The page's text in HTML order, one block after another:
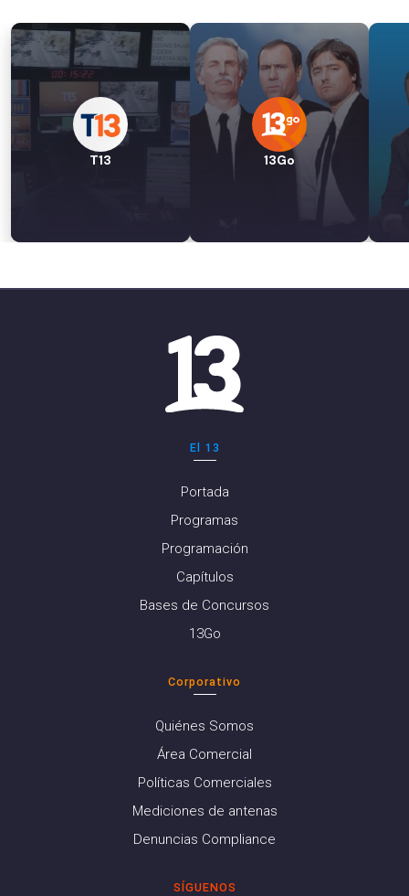
T13 13Go
El 13
Portada
Programas
Programación
Capítulos
Bases de Concursos
13Go
Corporativo
Quiénes Somos
Área Comercial
Políticas Comerciales
Mediciones de antenas
Denuncias Compliance
SÍGUENOS